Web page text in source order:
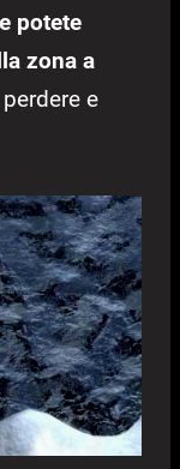
potete
zona a
e